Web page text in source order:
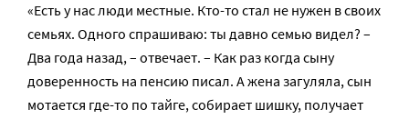
«Есть у нас люди местные. Кто-то стал не нужен в своих
семьях. Одного спрашиваю: ты давно семью видел? –
Два года назад, – отвечает. – Как раз когда сыну
доверенность на пенсию писал. А жена загуляла, сын
мотается где-то по тайге, собирает шишку, получает